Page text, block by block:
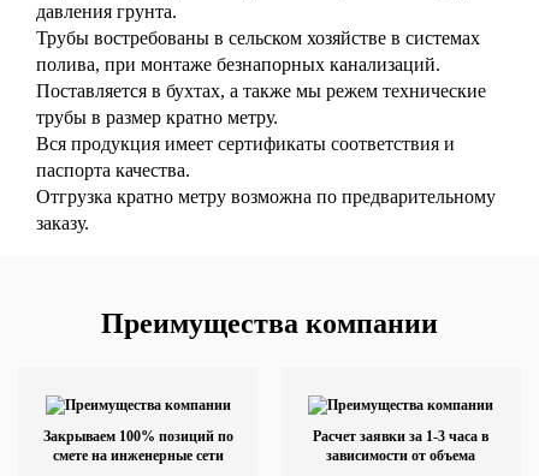
давления грунта.
Трубы востребованы в сельском хозяйстве в системах
полива, при монтаже безнапорных канализаций.
Поставляется в бухтах, а также мы режем технические
трубы в размер кратно метру.
Вся продукция имеет сертификаты соответствия и
паспорта качества.
Отгрузка кратно метру возможна по предварительному
заказу.
Преимущества компании
Закрываем 100% позиций по
смете на инженерные сети
Расчет заявки за 1-3 часа в
зависимости от объема